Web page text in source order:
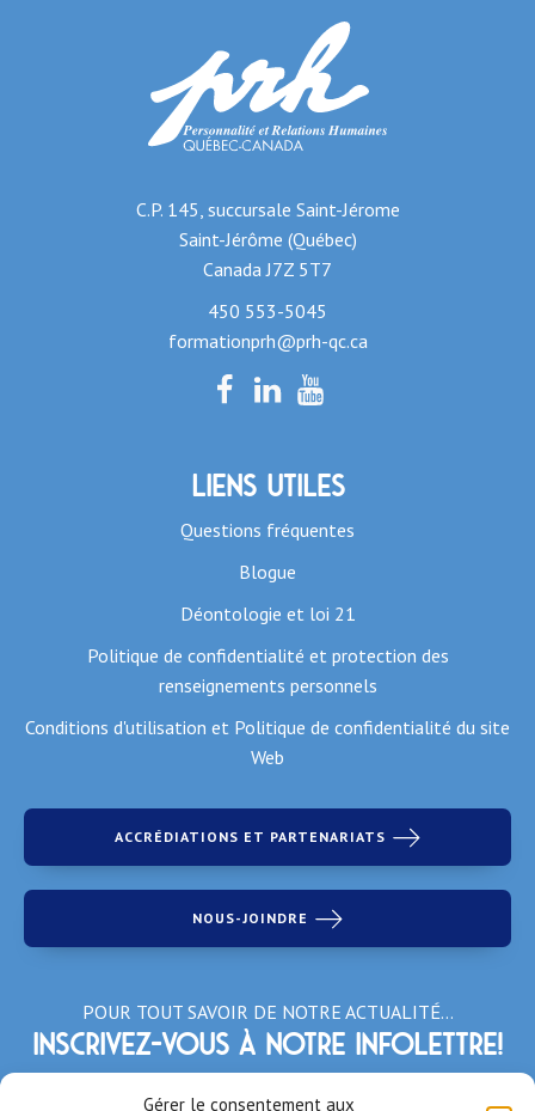
Gérer le consentement aux
C.P. 145, succursale Saint-Jérome
Saint-Jérôme (Québec)
Canada J7Z 5T7
450 553-5045
formationprh@prh-qc.ca
Liens utiles
Questions fréquentes
Blogue
Déontologie et loi 21
Politique de confidentialité et protection des
renseignements personnels
Conditions d'utilisation et Politique de confidentialité du site
Web
ACCRÉDIATIONS ET PARTENARIATS
NOUS-JOINDRE
POUR TOUT SAVOIR DE NOTRE ACTUALITÉ…
Inscrivez-vous à notre infolettre!
*Champs obligatoires